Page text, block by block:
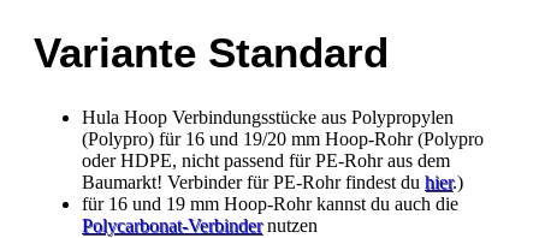
Variante Standard
Hula Hoop Verbindungsstücke aus Polypropylen
(Polypro) für 16 und 19/20 mm Hoop-Rohr (Polypro
oder HDPE, nicht passend für PE-Rohr aus dem
Baumarkt! Verbinder für PE-Rohr findest du hier.)
für 16 und 19 mm Hoop-Rohr kannst du auch die
Polycarbonat-Verbindernutzen